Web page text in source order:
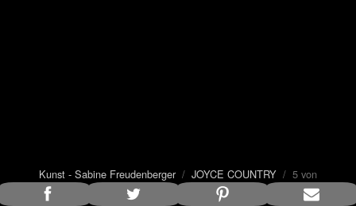
Kunst - Sabine Freudenberger / JOYCE COUNTRY / 5 von
10Bildunterschrift anzeigen